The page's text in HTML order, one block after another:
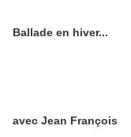
Ballade en hiver...
avec Jean François